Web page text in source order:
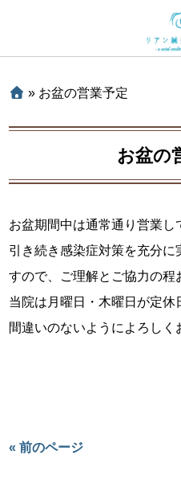
» お盆の営業予定
お盆の
お盆期間中は通常通り営業し
引き続き感染症対策を充分に
すので、ご理解とご協力の程
当院は月曜日・木曜日が定
間違いのないようによろしく
« 前のページ